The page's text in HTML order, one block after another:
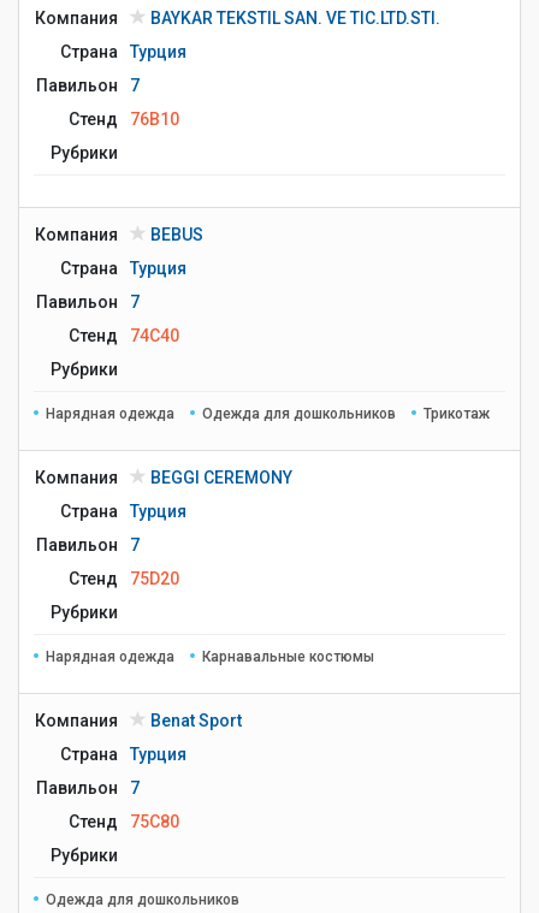
Компания
BAYKAR TEKSTIL SAN. VE TIC.LTD.STI.
Страна
Турция
Павильон
7
Стенд
76B10
Рубрики
Компания
BEBUS
Страна
Турция
Павильон
7
Стенд
74C40
Рубрики
Нарядная одежда Одежда для дошкольников Трикотаж
Компания
BEGGI CEREMONY
Страна
Турция
Павильон
7
Стенд
75D20
Рубрики
Нарядная одежда Карнавальные костюмы
Компания
Benat Sport
Страна
Турция
Павильон
7
Стенд
75C80
Рубрики
Одежда для дошкольников